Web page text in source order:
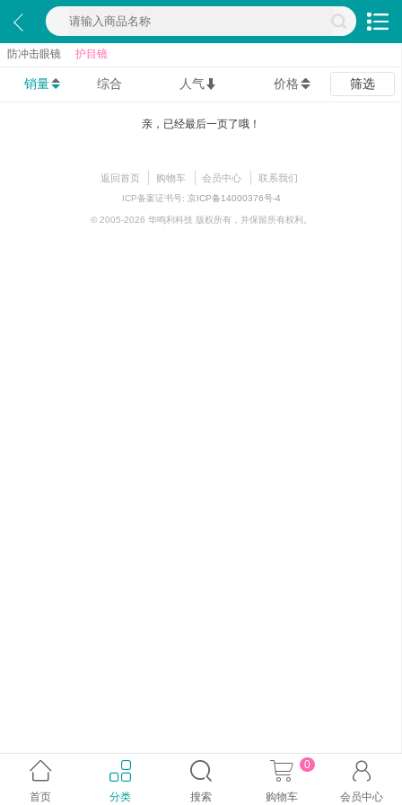
防冲击眼镜 护目镜
销量 综合 人气 价格 筛选
亲，已经最后一页了哦！
返回首页 购物车 会员中心 联系我们
ICP备案证书号: 京ICP备14000376号-4
© 2005-2026 华鸣利科技 版权所有，并保留所有权利。

首页

分类

搜索

购物车
0 
会员中心